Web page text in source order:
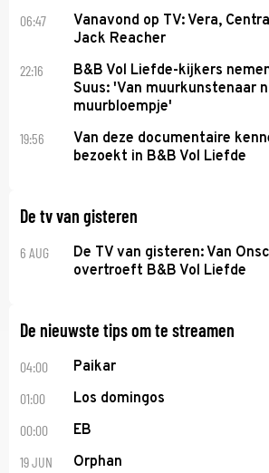
06:47
Vanavond op TV: Vera,
Jack Reacher
22:16
B&B Vol Liefde-kijkers
Suus: 'Van muurkunstenaar
muurbloempje'
19:56
Van deze documentaire
bezoekt in B&B Vol Liefde
De tv van gisteren
6 AUG
De TV van gisteren: Van
overtroeft B&B Vol Liefde
De nieuwste tips om te streamen
04:00 Paikar
01:00 Los domingos
00:00 EB
19 JUN Orphan